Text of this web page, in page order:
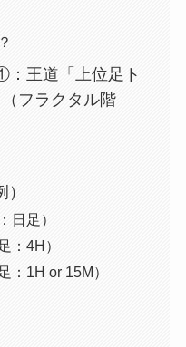
王道「上位足ト
フラクタル階
日足）
：4H）
：1H or 15M）